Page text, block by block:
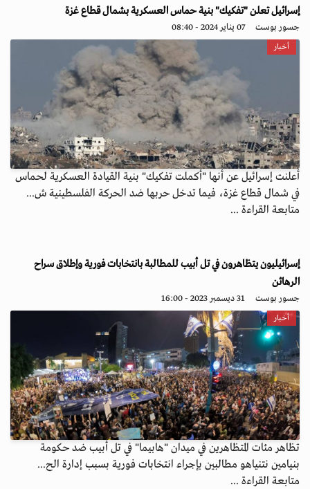
إسرائيل تعلن "تفكيك" بنية حماس العسكرية بشمال قطاع غزة
جسور بوست 07 يناير 2024 - 08:40
أخبار
أعلنت إسرائيل عن أنها "أكملت تفكيك" بنية القيادة العسكرية لحماس
في شمال قطاع غزة، فيما تدخل حربها ضد الحركة الفلسطينية ش...
متابعة القراءة ...
إسرائيليون يتظاهرون في تل أبيب للمطالبة بانتخابات فورية وإطلاق سراح
الرهائن
جسور بوست 31 ديسمبر 2023 - 16:00
أخبار
تظاهر مئات المتظاهرين في ميدان "هابيما" في تل أبيب ضد حكومة
بنيامين نتنياهو مطالبين بإجراء انتخابات فورية بسبب إدارة الح...
متابعة القراءة ...